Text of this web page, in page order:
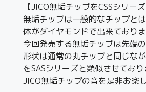
【JICO無垢チップをCSSシリー
無垢チップは一般的なチップと
体がダイヤモンドで出来ておりま
今回発売する無垢チップは先端
形状は通常の丸チップと同じな
をSASシリーズと類似させており
JICO無垢チップの音を是非お楽